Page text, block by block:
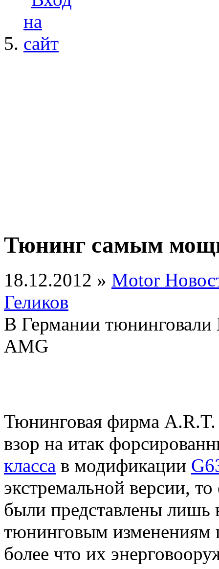
Тюнинг самым
18.12.2012 » Motor
Геликов
В Германии
AMG
Тюнинговая фирма A.R.T.
взор на итак
класса в модификации
экстремальной версии,
были представлены лишь
тюнинговым изменениям
более что их